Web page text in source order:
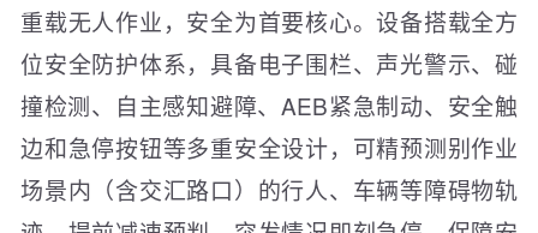
重载无人作业，安全为首要核心。设备搭载全方
位安全防护体系，具备电子围栏、声光警示、碰
撞检测、自主感知避障、AEB紧急制动、安全触
边和急停按钮等多重安全设计，可精预测别作业
场景内（含交汇路口）的行人、车辆等障碍物轨